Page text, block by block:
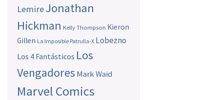
LemireJonathan
Hickman Kelly Thompson Kieron
Gillen La Imposible Patrulla-X Lobezno
Los 4 Fantásticos Los
Vengadores Mark Waid
Marvel Comics